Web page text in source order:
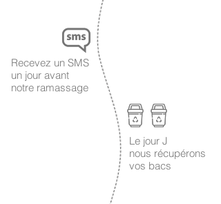
Recevez un SMS
un jour avant
notre ramassage
Le jour J
nous récupérons
vos bacs